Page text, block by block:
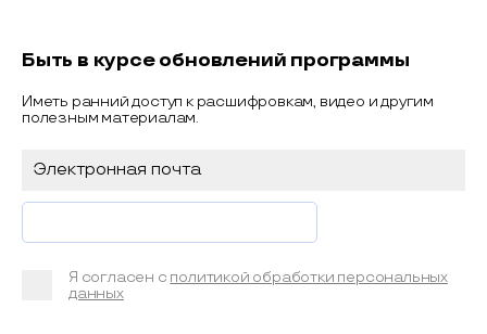
Быть в курсе обновлений программы
Иметь ранний доступ к расшифровкам, видео и другим
полезным материалам.
Я согласен с политикой обработки персональных
данных